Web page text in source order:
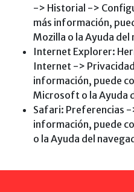
-> Historial ->
más información,
Mozilla o la Ayuda del
Internet Explorer:
Internet ->
información, puede
Microsoft o la Ayuda
Safari: Preferencias -
información, puede
o la Ayuda del